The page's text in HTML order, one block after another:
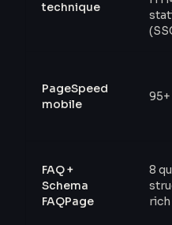
technique
PageSpeed
mobile
FAQ +
Schema
FAQPage
8